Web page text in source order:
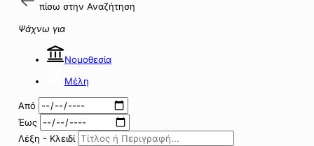
πίσω στην Αναζήτηση
Ψάχνω για
Νομοθεσία
Μέλη
Από
Έως
Λέξη - Κλειδί